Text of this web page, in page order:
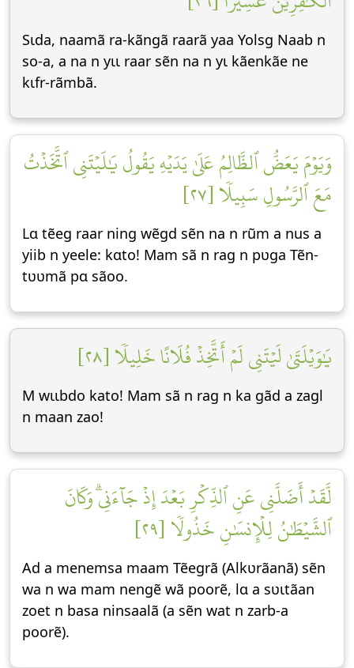
Sɩda, naamã ra-kãngã raarã yaa Yolsg Naab n
so-a, a na n yɩɩ raar sẽn na n yɩ kãenkãe ne
kɩfr-rãmbã.
وَيَوۡمَ يَعَضُّ ٱلظَّالِمُ عَلَىٰ يَدَيۡهِ يَقُولُ يَٰلَيۡتَنِي ٱتَّخَذۡتُ
مَعَ ٱلرَّسُولِ سَبِيلٗا [٢٧]
Lɑ tẽeg raar ning wẽgd sẽn na n rũm a nus a
yiib n yeele: kɑto! Mam sã n rag n pʋga Tẽn-
tʋʋmã pɑ sãoo.
يَٰوَيۡلَتَىٰ لَيۡتَنِي لَمۡ أَتَّخِذۡ فُلَانًا خَلِيلٗا [٢٨]
M wɩɩbdo kato! Mam sã n rag n ka gãd a zagl
n maan zao!
لَّقَدۡ أَضَلَّنِي عَنِ ٱلذِّكۡرِ بَعۡدَ إِذۡ جَآءَنِيۗ وَكَانَ
ٱلشَّيۡطَٰنُ لِلۡإِنسَٰنِ خَذُولٗا [٢٩]
Ad a menemsa maam Tẽegrã (Alkʋrãanã) sẽn
wa n wa mam nengẽ wã poorẽ, lɑ a sʋɩtãan
zoet n basa ninsaalã (a sẽn wat n zarb-a
poorẽ).